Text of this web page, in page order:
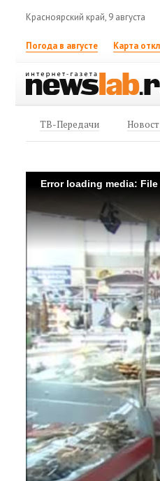
Красноярский край, 9 августа
Погода в августе Карта
ТВ-Передачи
Error loading media: